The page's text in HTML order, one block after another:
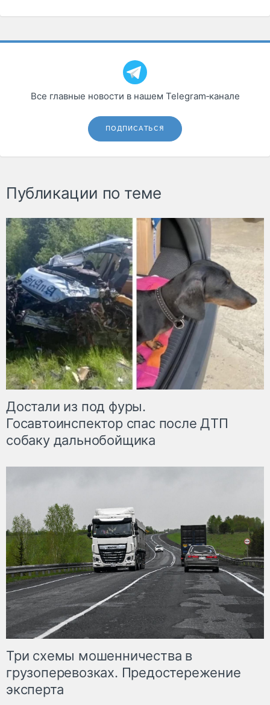
Все главные новости в нашем Telegram‑канале
ПОДПИСАТЬСЯ
Публикации по теме
Достали из под фуры.
Госавтоинспектор спас после ДТП
собаку дальнобойщика
Три схемы мошенничества в
грузоперевозках. Предостережение
эксперта